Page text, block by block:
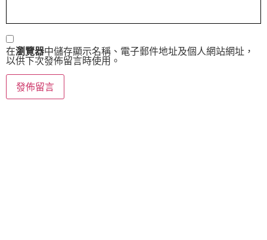
在瀏覽器中儲存顯示名稱、電子郵件地址及個人網站網址，
以供下次發佈留言時使用。